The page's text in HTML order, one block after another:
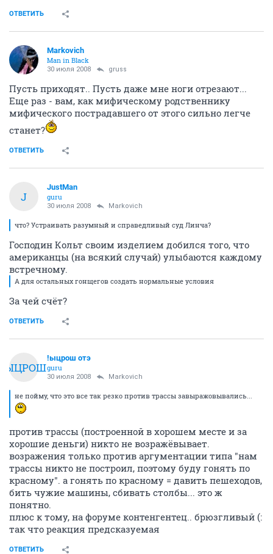
ОТВЕТИТЬ
Markovich
Man in Black
30 июля 2008 gruss
Пусть приходят.. Пусть даже мне ноги отрезают...
Еще раз - вам, как мифическому родственнику
мифического пострадавшего от этого сильно легче
станет?
ОТВЕТИТЬ
J
JustMan
guru
30 июля 2008 Markovich
что? Устраивать разумный и справедливый суд Линча?
Господин Кольт своим изделием добился того, что
американцы (на всякий случай) улыбаются каждому
встречному.
А для остальных гонщегов создать нормальные условия
За чей счёт?
ОТВЕТИТЬ
!ЫЦРОШ
!ыцрош отэ
guru
30 июля 2008 Markovich
не пойму, что это все так резко против трассы завыражовывались...
против трассы (построенной в хорошем месте и за
хорошие деньги) никто не возражёвывает.
возражения только против аргументации типа "нам
трассы никто не построил, поэтому буду гонять по
красному". а гонять по красному = давить пешеходов,
бить чужие машины, сбивать столбы... это ж
понятно.
плюс к тому, на форуме контенгентец.. брюзгливый (:
так что реакция предсказуемая
ОТВЕТИТЬ